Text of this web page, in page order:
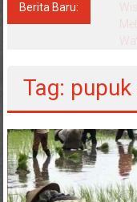
Berita Baru:
Tag: